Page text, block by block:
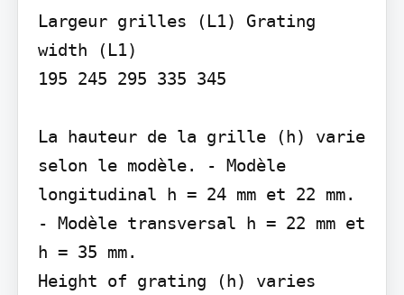
Largeur grilles (L1) Grating
width (L1)
195 245 295 335 345
La hauteur de la grille (h) varie
selon le modèle. - Modèle
longitudinal h = 24 mm et 22 mm.
- Modèle transversal h = 22 mm et
h = 35 mm.
Height of grating (h) varies